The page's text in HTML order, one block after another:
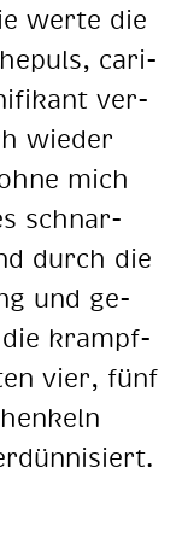
wer­te die
ca­ri­
ver­
wie­der
mich
schnar­
durch die
und ge­
die krampf­
vier, fünf